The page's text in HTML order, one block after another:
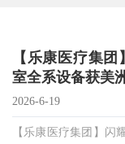
【乐康医疗集
室全系设备获美
2026-6-19
【乐康医疗集团】闪